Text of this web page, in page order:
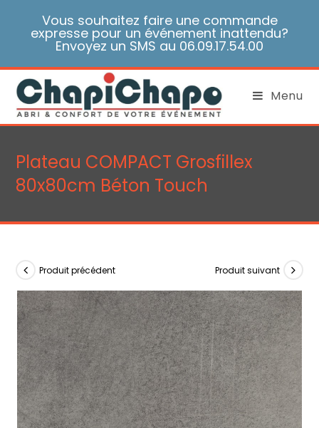
Vous souhaitez faire une commande
expresse pour un événement inattendu?
Envoyez un SMS au 06.09.17.54.00
Menu
Plateau COMPACT Grosfillex
80x80cm Béton Touch
Produit précédent Produit suivant